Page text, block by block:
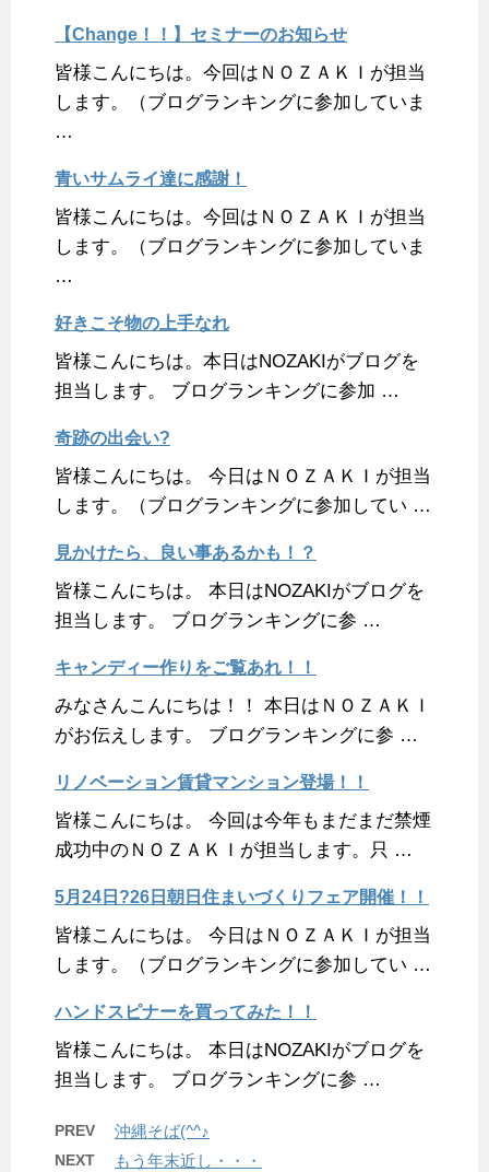
【Change！！】セミナーのお知らせ
皆様こんにちは。今回はＮＯＺＡＫＩが担当
します。（ブログランキングに参加していま
…
青いサムライ達に感謝！
皆様こんにちは。今回はＮＯＺＡＫＩが担当
します。（ブログランキングに参加していま
…
好きこそ物の上手なれ
皆様こんにちは。本日はNOZAKIがブログを
担当します。 ブログランキングに参加 …
奇跡の出会い?
皆様こんにちは。 今日はＮＯＺＡＫＩが担当
します。（ブログランキングに参加してい …
見かけたら、良い事あるかも！？
皆様こんにちは。 本日はNOZAKIがブログを
担当します。 ブログランキングに参 …
キャンディー作りをご覧あれ！！
みなさんこんにちは！！ 本日はＮＯＺＡＫＩ
がお伝えします。 ブログランキングに参 …
リノベーション賃貸マンション登場！！
皆様こんにちは。 今回は今年もまだまだ禁煙
成功中のＮＯＺＡＫＩが担当します。只 …
5月24日?26日朝日住まいづくりフェア開催！！
皆様こんにちは。 今日はＮＯＺＡＫＩが担当
します。（ブログランキングに参加してい …
ハンドスピナーを買ってみた！！
皆様こんにちは。 本日はNOZAKIがブログを
担当します。 ブログランキングに参 …
PREV 沖縄そば(^^♪
NEXT もう年末近し・・・